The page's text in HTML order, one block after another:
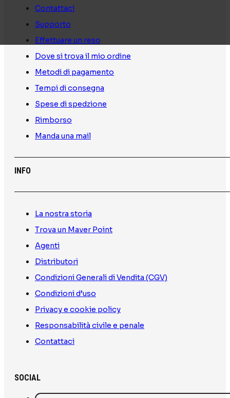
Contattaci
Supporto
Effettuare un reso
Dove si trova il mio ordine
Metodi di pagamento
Tempi di consegna
Spese di spedzione
Rimborso
Manda una mail
INFO
La nostra storia
Trova un Maver Point
Agenti
Distributori
Condizioni Generali di Vendita (CGV)
Condizioni d’uso
Privacy e cookie policy
Responsabilità civile e penale
Contattaci
SOCIAL